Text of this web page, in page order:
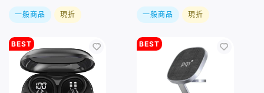
一般商品 現折 一般商品 現折
BEST BEST